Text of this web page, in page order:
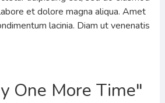
et dolore magna aliqua. Amet
lacinia. Diam ut venenatis
One More Time"